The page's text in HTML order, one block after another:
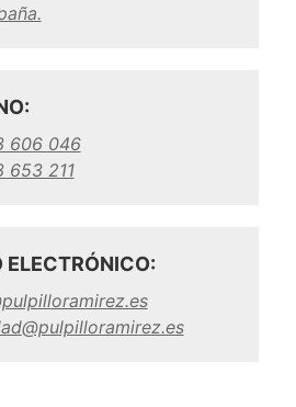
606 046
653 211
ELECTRÓNICO: